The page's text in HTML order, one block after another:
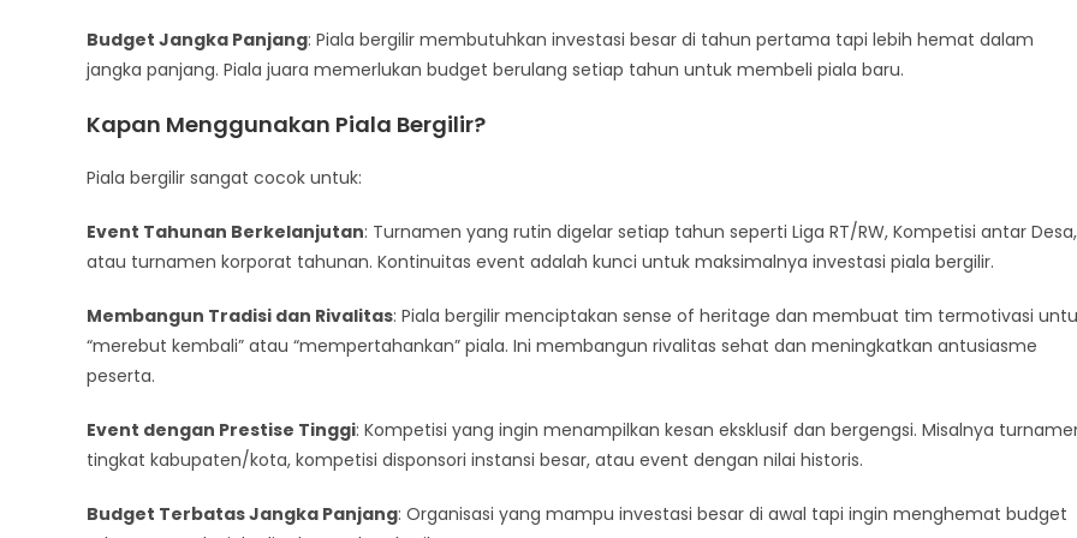
Budget Jangka Panjang: Piala bergilir membutuhkan investasi besar di tahun pertama tapi lebih hemat dalam
jangka panjang. Piala juara memerlukan budget berulang setiap tahun untuk membeli piala baru.
Kapan Menggunakan Piala Bergilir?
Piala bergilir sangat cocok untuk:
Event Tahunan Berkelanjutan: Turnamen yang rutin digelar setiap tahun seperti Liga RT/RW, Kompetisi antar Desa,
atau turnamen korporat tahunan. Kontinuitas event adalah kunci untuk maksimalnya investasi piala bergilir.
Membangun Tradisi dan Rivalitas: Piala bergilir menciptakan sense of heritage dan membuat tim termotivasi
“merebut kembali” atau “mempertahankan” piala. Ini membangun rivalitas sehat dan meningkatkan antusiasme
peserta.
Event dengan Prestise Tinggi: Kompetisi yang ingin menampilkan kesan eksklusif dan bergengsi. Misalnya
tingkat kabupaten/kota, kompetisi disponsori instansi besar, atau event dengan nilai historis.
Budget Terbatas Jangka Panjang: Organisasi yang mampu investasi besar di awal tapi ingin menghemat budget